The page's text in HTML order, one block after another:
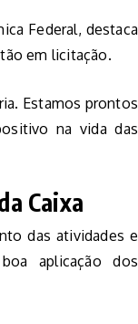
Federal, destaca
em licitação.
Estamos prontos
na vida das
Caixa
das atividades e
aplicação dos